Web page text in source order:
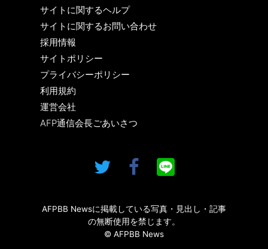
サイトに関するヘルプ
サイトに関するお問い合わせ
採用情報
サイトポリシー
プライバシーポリシー
利用規約
運営会社
AFP通信会長ごあいさつ
AFPBB Newsに掲載している写真・見出し・記事
の無断使用を禁じます。
© AFPBB News